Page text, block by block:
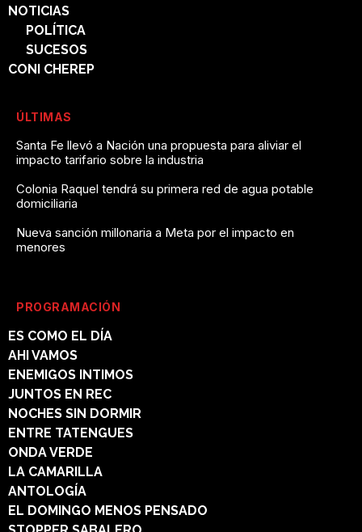
NOTICIAS
POLÍTICA
SUCESOS
CONI CHEREP
ÚLTIMAS
Santa Fe llevó a Nación una propuesta para aliviar el
impacto tarifario sobre la industria
Colonia Raquel tendrá su primera red de agua potable
domiciliaria
Nueva sanción millonaria a Meta por el impacto en
menores
PROGRAMACIÓN
ES COMO EL DÍA
AHI VAMOS
ENEMIGOS INTIMOS
JUNTOS EN REC
NOCHES SIN DORMIR
ENTRE TATENGUES
ONDA VERDE
LA CAMARILLA
ANTOLOGÍA
EL DOMINGO MENOS PENSADO